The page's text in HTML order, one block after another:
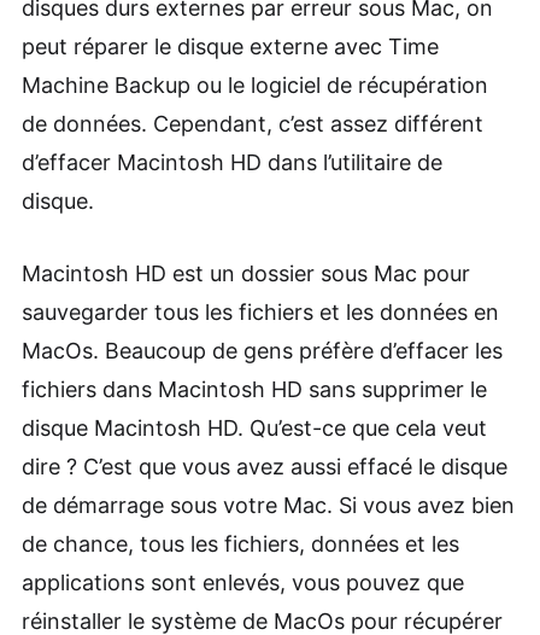
disques durs externes par erreur sous Mac, on
peut réparer le disque externe avec Time
Machine Backup ou le logiciel de récupération
de données. Cependant, c’est assez différent
d’effacer Macintosh HD dans l’utilitaire de
disque.
Macintosh HD est un dossier sous Mac pour
sauvegarder tous les fichiers et les données en
MacOs. Beaucoup de gens préfère d’effacer les
fichiers dans Macintosh HD sans supprimer le
disque Macintosh HD. Qu’est-ce que cela veut
dire ? C’est que vous avez aussi effacé le disque
de démarrage sous votre Mac. Si vous avez bien
de chance, tous les fichiers, données et les
applications sont enlevés, vous pouvez que
réinstaller le système de MacOs pour récupérer